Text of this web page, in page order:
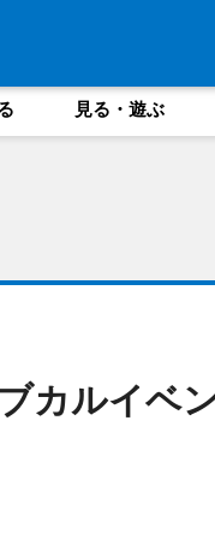
見る・遊ぶ
カルイベ